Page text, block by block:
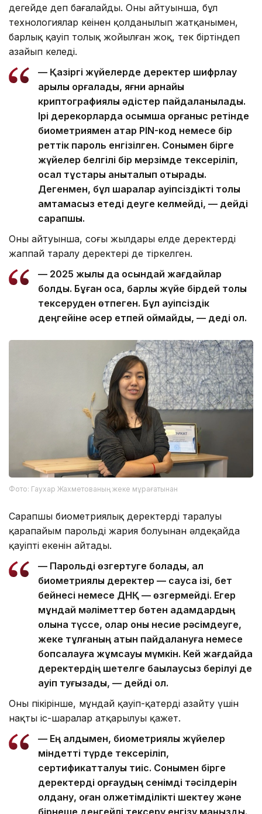
деңгейде деп бағалайды. Оның айтуынша, бұл
технологиялар кеңінен қолданылып жатқанымен,
барлық қауіп толық жойылған жоқ, тек біртіндеп
азайып келеді.
— Қазіргі жүйелерде деректер шифрлау
арқылы қорғалады, яғни арнайы
криптографиялық әдістер пайдаланылады.
Ірі дерекқорларда қосымша қорғаныс ретінде
биометриямен қатар PIN-код немесе бір
реттік пароль енгізілген. Сонымен бірге
жүйелер белгілі бір мерзімде тексеріліп,
осал тұстары анықталып отырады.
Дегенмен, бұл шаралар қауіпсіздікті толық
қамтамасыз етеді деуге келмейді, — дейді
сарапшы.
Оның айтуынша, соңғы жылдары елде деректердің
жаппай таралу деректері де тіркелген.
— 2025 жылы да осындай жағдайлар
болды. Бұған қоса, барлық жүйе бірдей толық
тексеруден өтпеген. Бұл қауіпсіздік
деңгейіне әсер етпей қоймайды, — деді ол.
Фото: Гаухар Жахметованың жеке мұрағатынан
Сарапшы биометриялық деректердің таралуы
қарапайым парольдің жария болуынан әлдеқайда
қауіпті екенін айтады.
— Парольді өзгертуге болады, ал
биометриялық деректер — саусақ ізі, бет
бейнесі немесе ДНҚ — өзгермейді. Егер
мұндай мәліметтер бөтен адамдардың
қолына түссе, олар оны несие рәсімдеуге,
жеке тұлғаның атын пайдалануға немесе
бопсалауға жұмсауы мүмкін. Кей жағдайда
деректердің шетелге бақылаусыз берілуі де
қауіп туғызады, — дейді ол.
Оның пікірінше, мұндай қауіп-қатерді азайту үшін
нақты іс-шаралар атқарылуы қажет.
— Ең алдымен, биометриялық жүйелер
міндетті түрде тексеріліп,
сертификатталуы тиіс. Сонымен бірге
деректерді қорғаудың сенімді тәсілдерін
қолдану, оған қолжетімділікті шектеу және
бірнеше деңгейлі тексеру енгізу маңызды.